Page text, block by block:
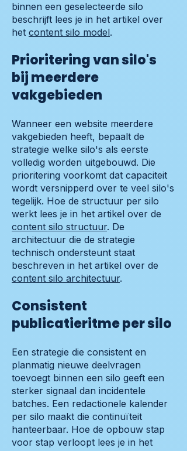
binnen een geselecteerde silo
beschrijft lees je in het artikel over
het content silo model.
Prioritering van silo's
bij meerdere
vakgebieden
Wanneer een website meerdere
vakgebieden heeft, bepaalt de
strategie welke silo's als eerste
volledig worden uitgebouwd. Die
prioritering voorkomt dat capaciteit
wordt versnipperd over te veel silo's
tegelijk. Hoe de structuur per silo
werkt lees je in het artikel over de
content silo structuur. De
architectuur die de strategie
technisch ondersteunt staat
beschreven in het artikel over de
content silo architectuur.
Consistent
publicatieritme per silo
Een strategie die consistent en
planmatig nieuwe deelvragen
toevoegt binnen een silo geeft een
sterker signaal dan incidentele
batches. Een redactionele kalender
per silo maakt die continuïteit
hanteerbaar. Hoe de opbouw stap
voor stap verloopt lees je in het